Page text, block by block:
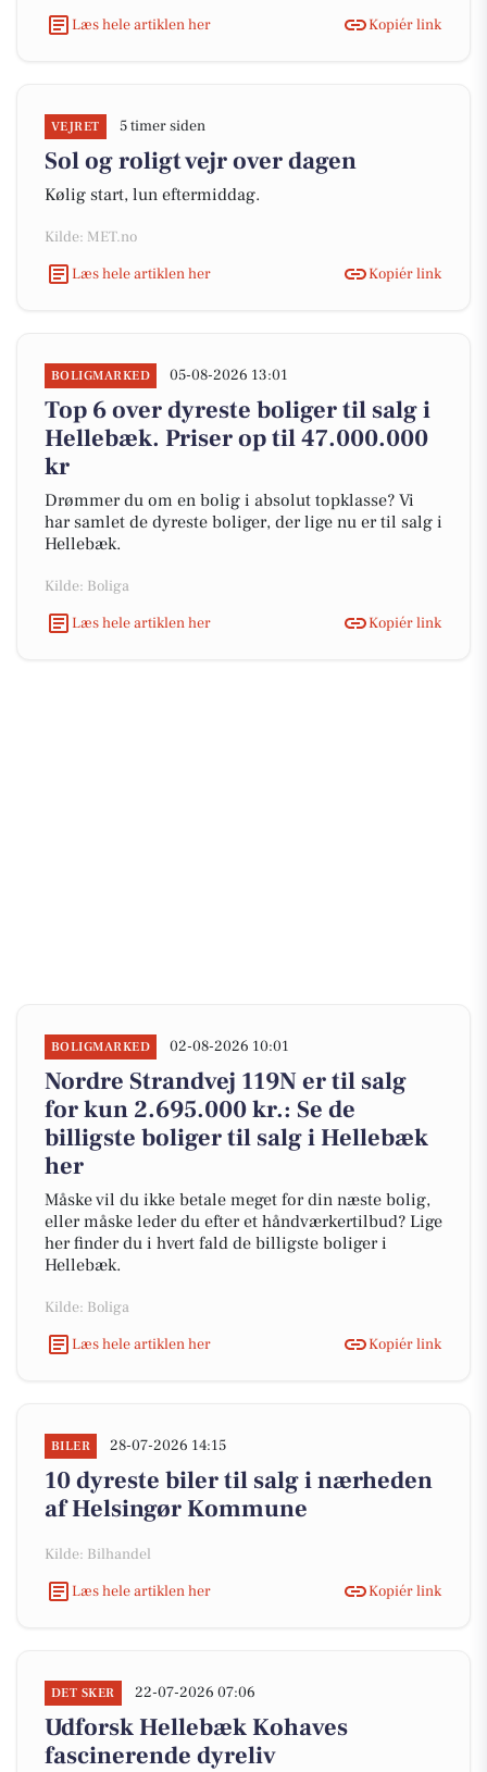
Læs hele artiklen her
Kopiér link
VEJRET 5 timer siden
Sol og roligt vejr over dagen
Kølig start, lun eftermiddag.
Kilde: MET.no
Læs hele artiklen her
Kopiér link
BOLIGMARKED 05-08-2026 13:01
Top 6 over dyreste boliger til salg i
Hellebæk. Priser op til 47.000.000
kr
Drømmer du om en bolig i absolut topklasse? Vi
har samlet de dyreste boliger, der lige nu er til salg i
Hellebæk.
Kilde: Boliga
Læs hele artiklen her
Kopiér link
BOLIGMARKED 02-08-2026 10:01
Nordre Strandvej 119N er til salg
for kun 2.695.000 kr.: Se de
billigste boliger til salg i Hellebæk
her
Måske vil du ikke betale meget for din næste bolig,
eller måske leder du efter et håndværkertilbud? Lige
her finder du i hvert fald de billigste boliger i
Hellebæk.
Kilde: Boliga
Læs hele artiklen her
Kopiér link
BILER 28-07-2026 14:15
10 dyreste biler til salg i nærheden
af Helsingør Kommune
Kilde: Bilhandel
Læs hele artiklen her
Kopiér link
DET SKER 22-07-2026 07:06
Udforsk Hellebæk Kohaves
fascinerende dyreliv